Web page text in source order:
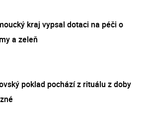
kraj vypsal dotaci na péči o
a zeleň
poklad pochází z rituálu z doby